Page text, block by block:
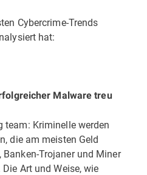
Cybercrime-Trends
hat:
Malware treu
team: Kriminelle werden
die am meisten Geld
Trojaner und Miner
Art und Weise, wie